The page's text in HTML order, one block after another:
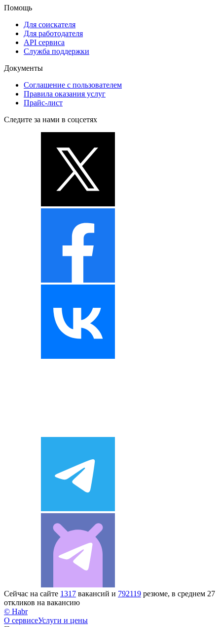
Помощь
Для соискателя
Для работодателя
API сервиса
Служба поддержки
Документы
Соглашение с пользователем
Правила оказания услуг
Прайс-лист
Следите за нами в соцсетях
Сейчас на сайте 1317 вакансий и 792119 резюме, в среднем 27
откликов на вакансию
© Habr
О сервисеУслуги и цены